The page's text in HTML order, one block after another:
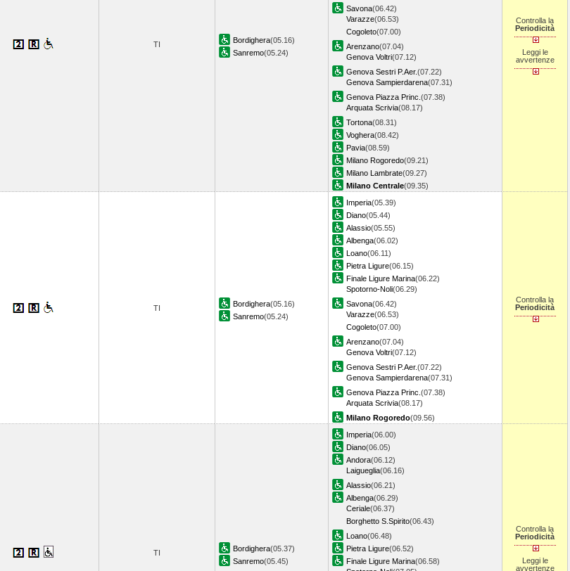
TI Bordighera(05.16)
Sanremo(05.24)
Savona(06.42)
Varazze(06.53)
Cogoleto(07.00)
Arenzano(07.04)
Genova Voltri(07.12)
Genova Sestri P.Aer.(07.22)
Genova Sampierdarena(07.31)
Genova Piazza Princ. (07.38)
Arquata Scrivia(08.17)
Tortona(08.31)
Voghera(08.42)
Pavia(08.59)
Milano Rogoredo(09.21)
Milano Lambrate(09.27)
Milano Centrale(09.35)
Controlla la
Periodicità
Leggi le
avvertenze
TI Bordighera(05.16)
Sanremo(05.24)
Imperia(05.39)
Diano(05.44)
Alassio(05.55)
Albenga(06.02)
Loano(06.11)
Pietra Ligure(06.15)
Finale Ligure Marina(06.22)
Spotorno-Noli(06.29)
Savona(06.42)
Varazze(06.53)
Cogoleto(07.00)
Arenzano(07.04)
Genova Voltri(07.12)
Genova Sestri P.Aer.(07.22)
Genova Sampierdarena(07.31)
Genova Piazza Princ. (07.38)
Arquata Scrivia(08.17)
Milano Rogoredo(09.56)
Controlla la
Periodicità
TI Bordighera(05.37)
Sanremo(05.45)
Imperia(06.00)
Diano(06.05)
Andora(06.12)
Laigueglia(06.16)
Alassio(06.21)
Albenga(06.29)
Ceriale(06.37)
Borghetto S.Spirito(06.43)
Loano(06.48)
Pietra Ligure(06.52)
Finale Ligure Marina(06.58)
Controlla la
Periodicità
Leggi le
avvertenze